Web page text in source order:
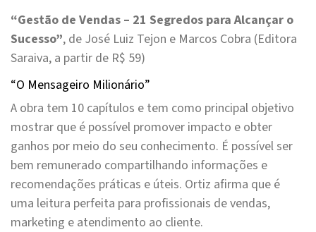
“Gestão de Vendas – 21 Segredos para Alcançar o
Sucesso”, de José Luiz Tejon e Marcos Cobra (Editora
Saraiva, a partir de R$ 59)
“O Mensageiro Milionário”
A obra tem 10 capítulos e tem como principal objetivo
mostrar que é possível promover impacto e obter
ganhos por meio do seu conhecimento. É possível ser
bem remunerado compartilhando informações e
recomendações práticas e úteis. Ortiz afirma que é
uma leitura perfeita para profissionais de vendas,
marketing e atendimento ao cliente.